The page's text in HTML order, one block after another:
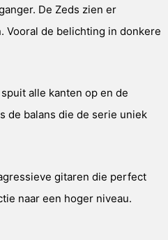
De Zeds zien er
Vooral de belichting in donkere
alle kanten op en de
de balans die de serie uniek
gitaren die perfect
naar een hoger niveau.